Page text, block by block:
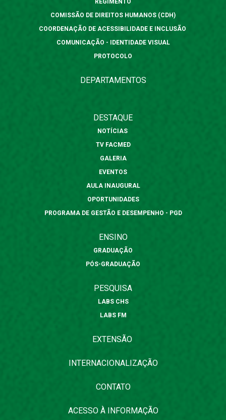
REGIMENTO
COMISSÃO DE DIREITOS HUMANOS (CDH)
COORDENAÇÃO DE ACESSIBILIDADE E INCLUSÃO
COMUNICAÇÃO - IDENTIDADE VISUAL
PROTOCOLO
DEPARTAMENTOS
DESTAQUE
NOTÍCIAS
TV FACMED
GALERIA
EVENTOS
AULA INAUGURAL
OPORTUNIDADES
PROGRAMA DE GESTÃO E DESEMPENHO - PGD
ENSINO
GRADUAÇÃO
PÓS-GRADUAÇÃO
PESQUISA
LABS CHS
LABS FM
EXTENSÃO
INTERNACIONALIZAÇÃO
CONTATO
ACESSO À INFORMAÇÃO